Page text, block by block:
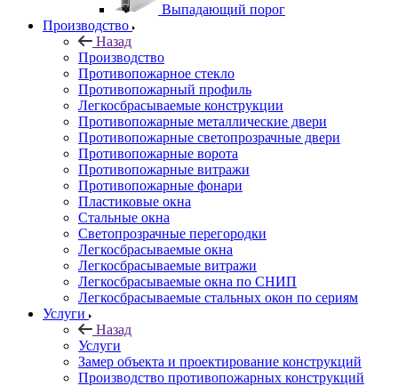
Выпадающий порог
Производство
Назад
Производство
Противопожарное стекло
Противопожарный профиль
Легкосбрасываемые конструкции
Противопожарные металлические двери
Противопожарные светопрозрачные двери
Противопожарные ворота
Противопожарные витражи
Противопожарные фонари
Пластиковые окна
Стальные окна
Светопрозрачные перегородки
Легкосбрасываемые окна
Легкосбрасываемые витражи
Легкосбрасываемые окна по СНИП
Легкосбрасываемые стальных окон по сериям
Услуги
Назад
Услуги
Замер объекта и проектирование конструкций
Производство противопожарных конструкций